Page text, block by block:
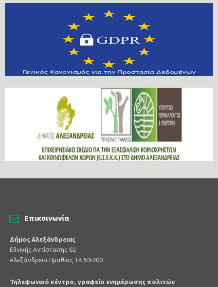
Επικοινωνία
Δήμος Αλεξάνδρειας
Εθνικής Αντίστασης 62
Αλεξάνδρεια Ημαθίας ΤΚ 59-300
Τηλεφωνικό κέντρο, γραφείο ενημέρωσης πολιτών